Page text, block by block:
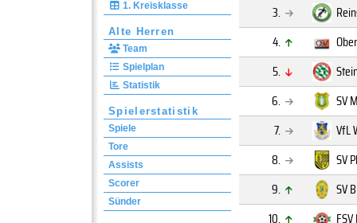
1. Kreisklasse
Alte Herren
Team
Spielplan
Statistik
Spielerstatistik
Spiele
Tore
Assists
Scorer
Sünder
3.
4.
5.
6.
SV
7.
VfL
8.
SV
9.
SV
10.